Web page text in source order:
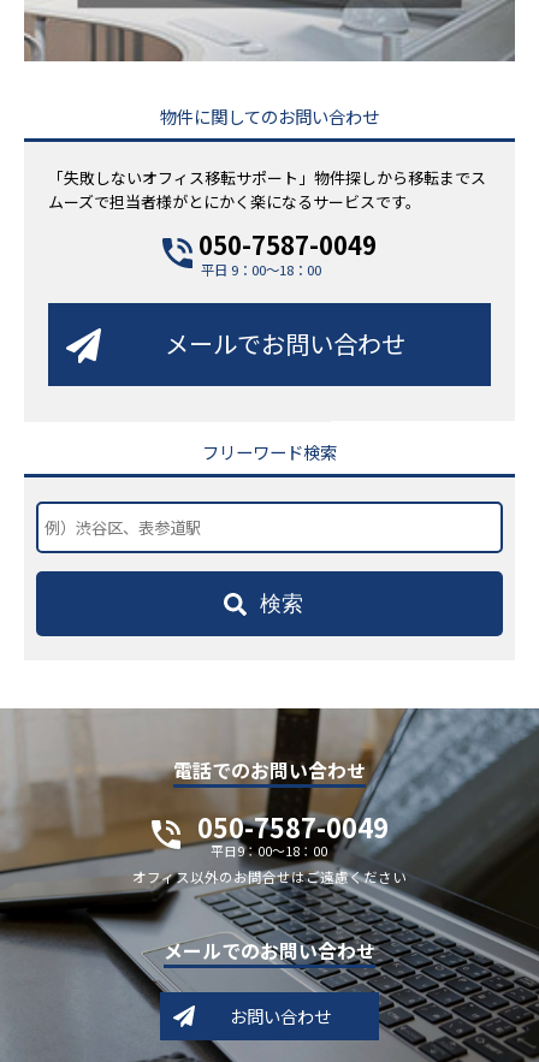
物件に関してのお問い合わせ
「失敗しないオフィス移転サポート」物件探しから移転までス
ムーズで担当者様がとにかく楽になるサービスです。
050-7587-0049
平日 9：00～18：00
メールでお問い合わせ
フリーワード検索
検索
電話でのお問い合わせ
050-7587-0049
平日9：00～18：00
オフィス以外のお問合せはご遠慮ください
メールでのお問い合わせ
お問い合わせ